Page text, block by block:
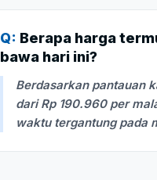
Q: Berapa harga
bawa hari ini?
Berdasarkan pantauan
dari Rp 190.960 per
waktu tergantung pada